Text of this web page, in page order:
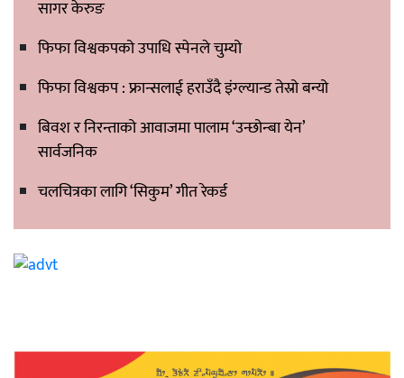
सागर केरुङ
फिफा विश्वकपको उपाधि स्पेनले चुम्यो
फिफा विश्वकप : फ्रान्सलाई हराउँदै इंग्ल्यान्ड तेस्रो बन्यो
बिवश र निरन्ताको आवाजमा पालाम ‘उन्छोन्बा येन’
सार्वजनिक
चलचित्रका लागि ‘सिकुम’ गीत रेकर्ड